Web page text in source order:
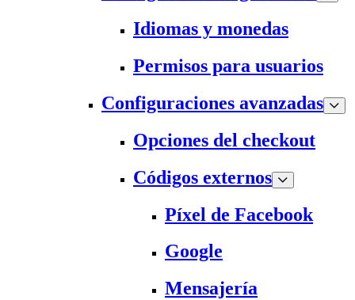
Idiomas y monedas
Permisos para usuarios
Configuraciones avanzadas
Opciones del checkout
Códigos externos
Píxel de Facebook
Google
Mensajería